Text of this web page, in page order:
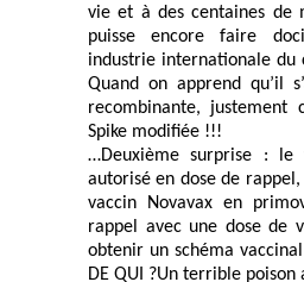
vie et à des centaines de
puisse encore faire
industrie internationale du
Quand on apprend qu’il
recombinante,
Spike modifiée !!!
…Deuxième surprise : le
autorisé en dose de
vaccin Novavax en
rappel avec une dose de
obtenir un schéma
DE QUI ?Un terrible poison